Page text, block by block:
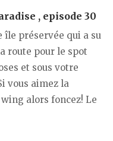
, episode 30
île préservée qui a su
route pour le spot
et sous votre
vous aimez la
alors foncez! Le